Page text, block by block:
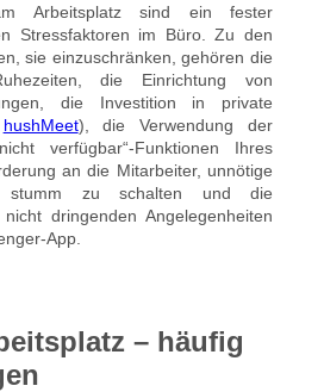
Arbeitsplatz sind ein fester
Stressfaktoren im Büro. Zu den
sie einzuschränken, gehören die
die Einrichtung von
die Investition in private
hushMeet), die Verwendung der
verfügbar“-Funktionen Ihres
an die Mitarbeiter, unnötige
stumm zu schalten und die
dringenden Angelegenheiten
App.
– häufig